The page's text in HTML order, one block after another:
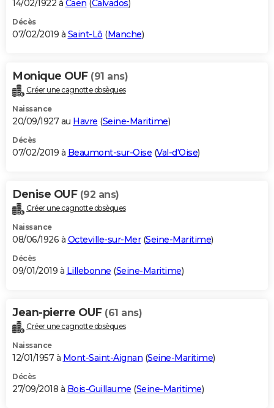
14/02/1922 à Caen (Calvados)
Décès
07/02/2019 à Saint-Lô (Manche)
Monique OUF (91 ans)
Créer une cagnotte obsèques
Naissance
20/09/1927 au Havre (Seine-Maritime)
Décès
07/02/2019 à Beaumont-sur-Oise (Val-d'Oise)
Denise OUF (92 ans)
Créer une cagnotte obsèques
Naissance
08/06/1926 à Octeville-sur-Mer(Seine-Maritime)
Décès
09/01/2019 à Lillebonne (Seine-Maritime)
Jean-pierre OUF (61 ans)
Créer une cagnotte obsèques
Naissance
12/01/1957 à Mont-Saint-Aignan (Seine-Maritime)
Décès
27/09/2018 à Bois-Guillaume (Seine-Maritime)